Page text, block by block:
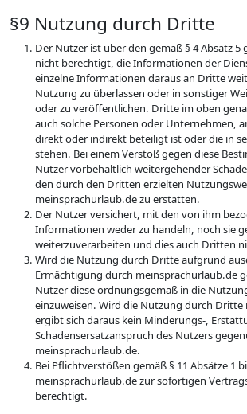
§9 Nutzung durch Dritte
Der Nutzer ist über den gemäß § 4 Absatz
nicht berechtigt, die Informationen der
einzelne Informationen daraus an Dritte
Nutzung zu überlassen oder in sonstiger
oder zu veröffentlichen. Dritte im oben
auch solche Personen oder Unternehmen,
direkt oder indirekt beteiligt ist oder die in
stehen. Bei einem Verstoß gegen diese
Nutzer vorbehaltlich weitergehender
den durch den Dritten erzielten
meinsprachurlaub.de zu erstatten.
Der Nutzer versichert, mit den von ihm
Informationen weder zu handeln, noch sie
weiterzuverarbeiten und dies auch Dritten
Wird die Nutzung durch Dritte aufgrund
Ermächtigung durch meinsprachurlaub.de
Nutzer diese ordnungsgemäß in die
einzuweisen. Wird die Nutzung durch
ergibt sich daraus kein Minderungs-,
Schadensersatzanspruch des Nutzers
meinsprachurlaub.de.
Bei Pflichtverstößen gemäß § 11 Absätze 1
meinsprachurlaub.de zur sofortigen
berechtigt.